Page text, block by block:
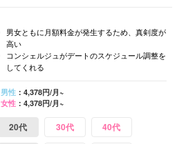
男女ともに月額料金が発生するため、真剣度が
高い
コンシェルジュがデートのスケジュール調整を
してくれる
男性：4,378円/月~
女性：4,378円/月~
20代 30代 40代